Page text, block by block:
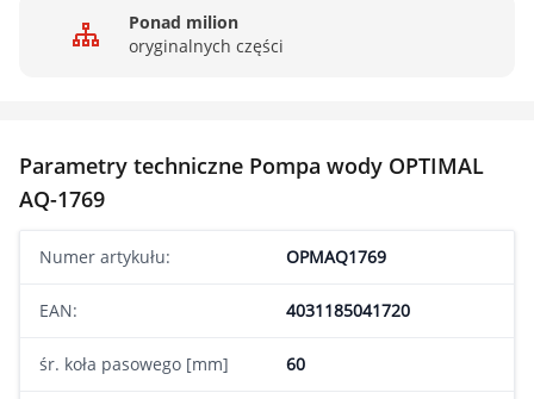
Ponad milion
oryginalnych części
Parametry techniczne Pompa wody OPTIMAL
AQ-1769
Numer artykułu: OPMAQ1769
EAN: 4031185041720
śr. koła pasowego [mm] 60